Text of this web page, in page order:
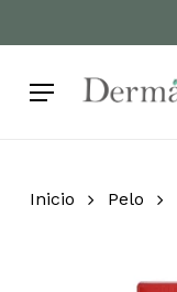
to
content
Menu
Cart
Inicio Pelo